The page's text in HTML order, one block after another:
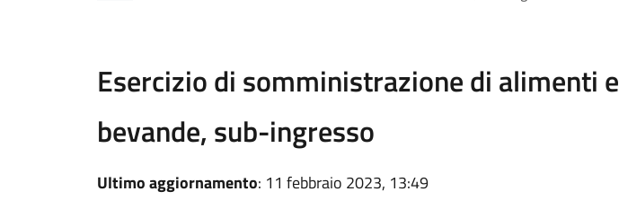
Esercizio di somministrazione di alimenti e
bevande, sub-ingresso
Ultimo aggiornamento: 11 febbraio 2023, 13:49